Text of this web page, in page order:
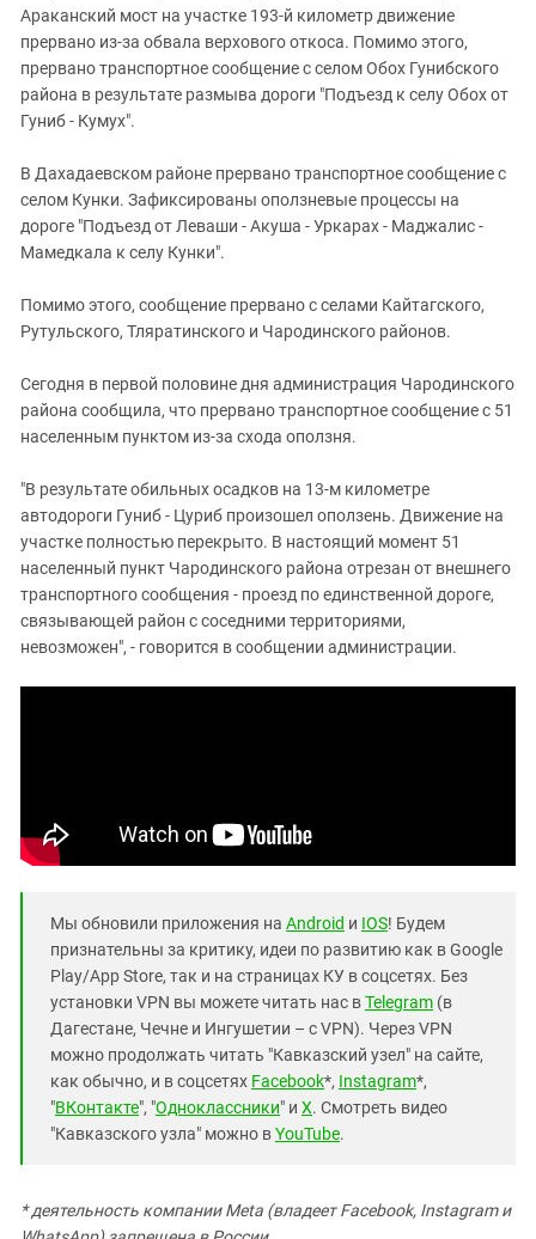
Араканский мост на участке 193-й километр движение
прервано из-за обвала верхового откоса. Помимо этого,
прервано транспортное сообщение с селом Обох Гунибского
района в результате размыва дороги "Подъезд к селу Обох от
Гуниб - Кумух".
В Дахадаевском районе прервано транспортное сообщение с
селом Кунки. Зафиксированы оползневые процессы на
дороге "Подъезд от Леваши - Акуша - Уркарах - Маджалис -
Мамедкала к селу Кунки".
Помимо этого, сообщение прервано с селами Кайтагского,
Рутульского, Тляратинского и Чародинского районов.
Сегодня в первой половине дня администрация Чародинского
района сообщила, что прервано транспортное сообщение с 51
населенным пунктом из-за схода оползня.
"В результате обильных осадков на 13-м километре
автодороги Гуниб - Цуриб произошел оползень. Движение на
участке полностью перекрыто. В настоящий момент 51
населенный пункт Чародинского района отрезан от внешнего
транспортного сообщения - проезд по единственной дороге,
связывающей район с соседними территориями,
невозможен", - говорится в сообщении администрации.
Мы обновили приложения на Android и IOS! Будем
признательны за критику, идеи по развитию как в Google
Play/App Store, так и на страницах КУ в соцсетях. Без
установки VPN вы можете читать нас вTelegram (в
Дагестане, Чечне и Ингушетии – с VPN). Через VPN
можно продолжать читать "Кавказский узел" на сайте,
как обычно, и в соцсетях Facebook*, Instagram*,
"ВКонтакте", "Одноклассники" и X. Смотреть видео
"Кавказского узла" можно вYouTube.
* деятельность компании Meta (владеет Facebook, Instagram и